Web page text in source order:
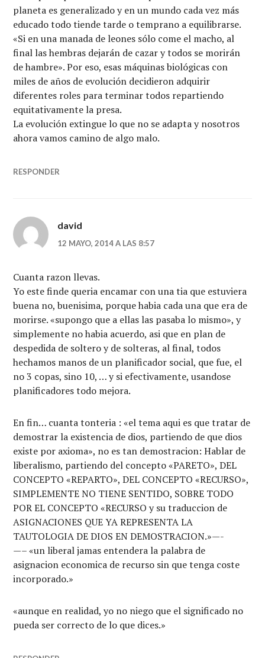
planeta es generalizado y en un mundo cada vez más
educado todo tiende tarde o temprano a equilibrarse.
«Si en una manada de leones sólo come el macho, al
final las hembras dejarán de cazar y todos se morirán
de hambre». Por eso, esas máquinas biológicas con
miles de años de evolución decidieron adquirir
diferentes roles para terminar todos repartiendo
equitativamente la presa.
La evolución extingue lo que no se adapta y nosotros
ahora vamos camino de algo malo.
RESPONDER
david
12 MAYO, 2014 A LAS 8:57
Cuanta razon llevas.
Yo este finde queria encamar con una tia que estuviera
buena no, buenisima, porque habia cada una que era de
morirse. «supongo que a ellas las pasaba lo mismo», y
simplemente no habia acuerdo, asi que en plan de
despedida de soltero y de solteras, al final, todos
hechamos manos de un planificador social, que fue, el
no 3 copas, sino 10, … y si efectivamente, usandose
planificadores todo mejora.
En fin… cuanta tonteria : «el tema aqui es que tratar de
demostrar la existencia de dios, partiendo de que dios
existe por axioma», no es tan demostracion: Hablar de
liberalismo, partiendo del concepto «PARETO», DEL
CONCEPTO «REPARTO», DEL CONCEPTO «RECURSO»,
SIMPLEMENTE NO TIENE SENTIDO, SOBRE TODO
POR EL CONCEPTO «RECURSO y su traduccion de
ASIGNACIONES QUE YA REPRESENTA LA
TAUTOLOGIA DE DIOS EN DEMOSTRACION.»—-
—– «un liberal jamas entendera la palabra de
asignacion economica de recurso sin que tenga coste
incorporado.»
«aunque en realidad, yo no niego que el significado no
pueda ser correcto de lo que dices.»